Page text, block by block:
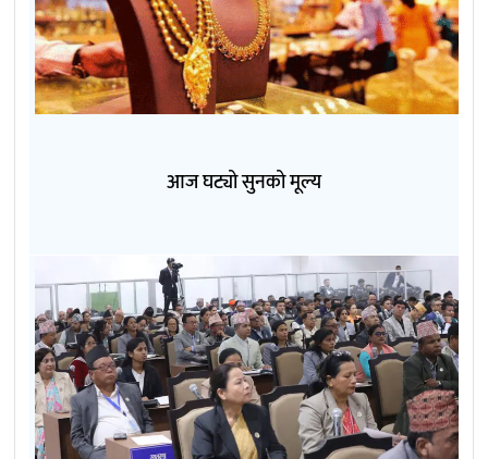
आज घट्यो सुनको मूल्य